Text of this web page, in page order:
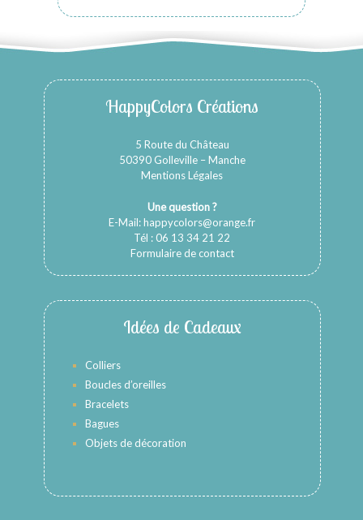
HappyColors Créations
5 Route du Château
50390 Golleville – Manche
Mentions Légales
Une question ?
E-Mail:happycolors@orange.fr
Tél : 06 13 34 21 22
Formulaire de contact
Idées de Cadeaux
Colliers
Boucles d’oreilles
Bracelets
Bagues
Objets de décoration